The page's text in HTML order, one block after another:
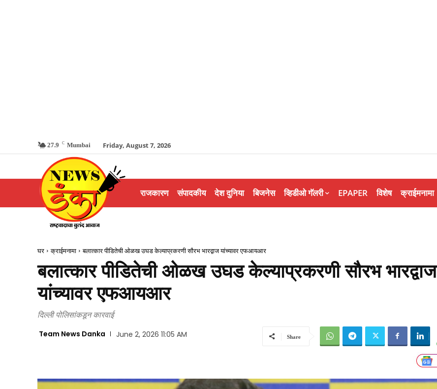
27.9 C Mumbai Friday, August 7, 2026
राजकारण संपादकीय देश दुनिया बिजनेस व्हिडीओ गॅलरी EPAPER विशेष क्राईमनामा
घर क्राईमनामा बलात्कार पीडितेची ओळख उघड केल्याप्रकरणी सौरभ भारद्वाज यांच्यावर एफआयआर
बलात्कार पीडितेची ओळख उघड केल्याप्रकरणी सौरभ भारद्वाज
यांच्यावर एफआयआर
दिल्ली पोलिसांकडून कारवाई
Team News Danka June 2, 2026 11:05 AM Share